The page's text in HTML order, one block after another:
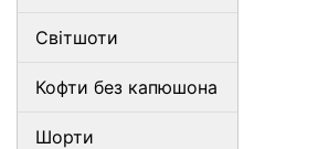
Світшоти
Кофти без капюшона
Шорти